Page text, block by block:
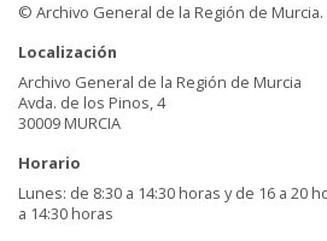
© Archivo General de la Región de Murcia.
Localización
Archivo General de la Región de Murcia
Avda. de los Pinos, 4
30009 MURCIA
Horario
Lunes: de 8:30 a 14:30 horas y de 16 a 20
a 14:30 horas